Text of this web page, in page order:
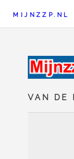
VAN DE
MIJNZZP.NL